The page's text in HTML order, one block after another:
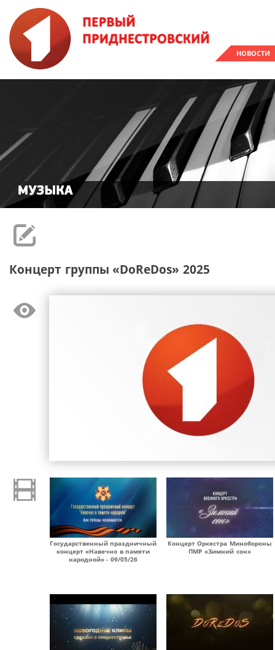
НОВОСТИ
Концерт группы «DoReDos» 2025
Государственный праздничный
концерт «Навечно в памяти
народной» - 09/05/26
Концерт Оркестра Минобороны
ПМР «Зимний сон»